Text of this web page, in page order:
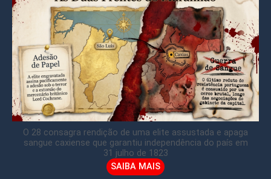
O 28 consagra rendição de uma elite assustada e apaga
sangue caxiense que garantiu independência do país em
31 julho de 1823
SAIBA MAIS